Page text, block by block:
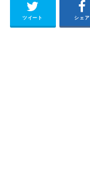
ツイート シェア